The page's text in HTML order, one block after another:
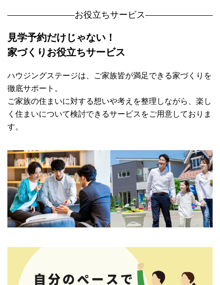
お役立ちサービス
見学予約だけじゃない！
家づくりお役立ちサービス
ハウジングステージは、ご家族皆が満足できる家づくりを
徹底サポート。
ご家族の住まいに対する想いや考えを整理しながら、楽し
く住まいについて検討できるサービスをご用意しておりま
す。